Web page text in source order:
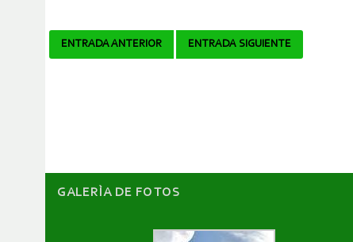
Navegador
ENTRADA ANTERIOR ENTRADA SIGUIENTE
GALERÌA DE FOTOS